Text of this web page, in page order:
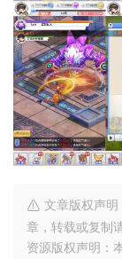
文章版权声
章，转载或复制
资源版权声明：